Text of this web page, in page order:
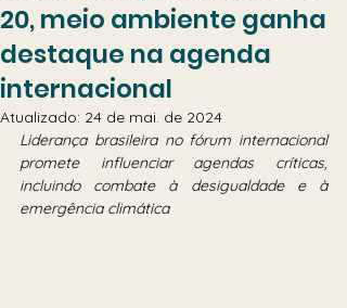
20, meio ambiente ganha
destaque na agenda
internacional
Atualizado: 24 de mai. de 2024
Liderança brasileira no fórum internacional
promete influenciar agendas críticas,
incluindo combate à desigualdade e à
emergência climática